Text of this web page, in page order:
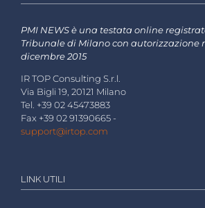
PMI NEWS è una testata online
Tribunale di Milano con autorizzazione
dicembre 2015
IR TOP Consulting S.r.l.
Via Bigli 19, 20121 Milano
Tel. +39 02 45473883
Fax +39 02 91390665 -
support@irtop.com
LINK UTILI